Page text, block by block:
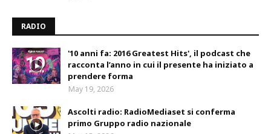
RADIO
'10 anni fa: 2016 Greatest Hits', il podcast che
racconta l’anno in cui il presente ha iniziato a
prendere forma
May 19, 2026
Ascolti radio: RadioMediaset si conferma
primo Gruppo radio nazionale